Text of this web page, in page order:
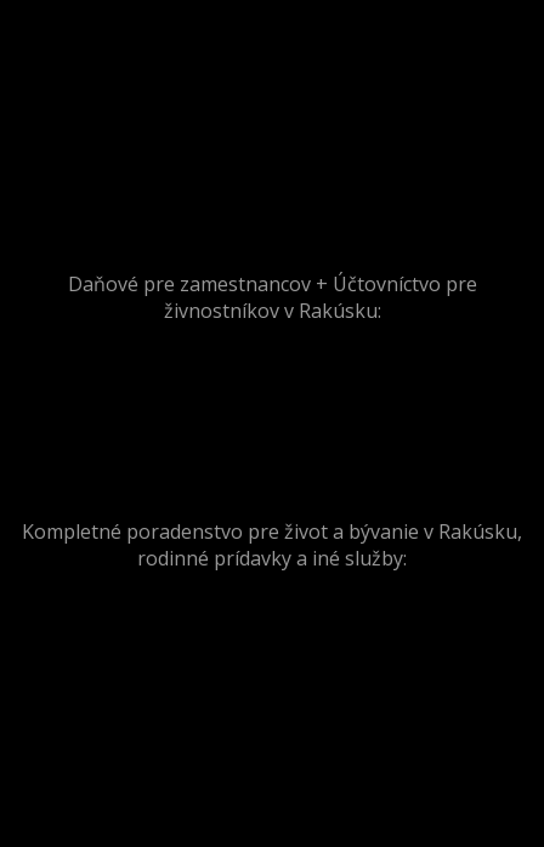
Daňové pre zamestnancov + Účtovníctvo pre
živnostníkov v Rakúsku:
Kompletné poradenstvo pre život a bývanie v Rakúsku,
rodinné prídavky a iné služby: